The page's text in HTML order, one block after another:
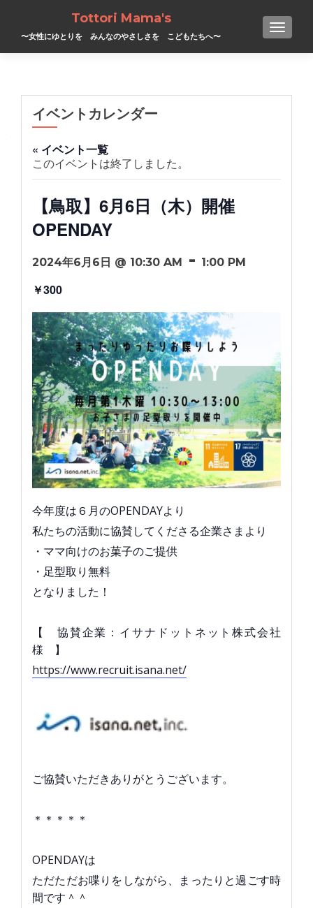
Tottori Mama's
〜女性にゆとりを みんなのやさしさを こどもたちへ〜
イベントカレンダー
« イベント一覧
このイベントは終了しました。
【鳥取】6月6日（木）開催
OPENDAY
2024年6月6日 @ 10:30 AM - 1:00 PM
￥300
今年度は６月のOPENDAYより
私たちの活動に協賛してくださる企業さまより
・ママ向けのお菓子のご提供
・足型取り無料
となりました！
【 協賛企業：イサナドットネット株式会社
様 】
https://www.recruit.isana.net/
ご協賛いただきありがとうございます。
＊＊＊＊＊
OPENDAYは
ただただお喋りをしながら、まったりと過ごす時
間です＾＾